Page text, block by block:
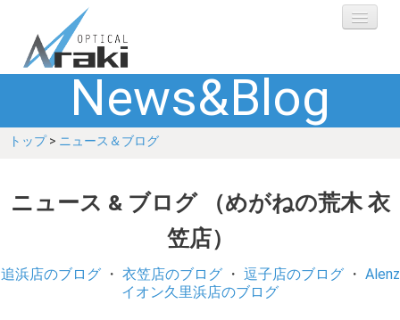
選ばれる理由
ブランド
ショップ
News&Blog
トップ> ニュース＆ブログ
ニュース & ブログ （めがねの荒木 衣
笠店）
追浜店のブログ・ 衣笠店のブログ・ 逗子店のブログ・ Alenz
イオン久里浜店のブログ